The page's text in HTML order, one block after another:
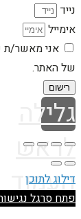
נייד
אימייל
אני מאשר/ת
של האתר.
רישום
גלילה
לראש
העמוד
דילוג לתוכן
פתח סרגל